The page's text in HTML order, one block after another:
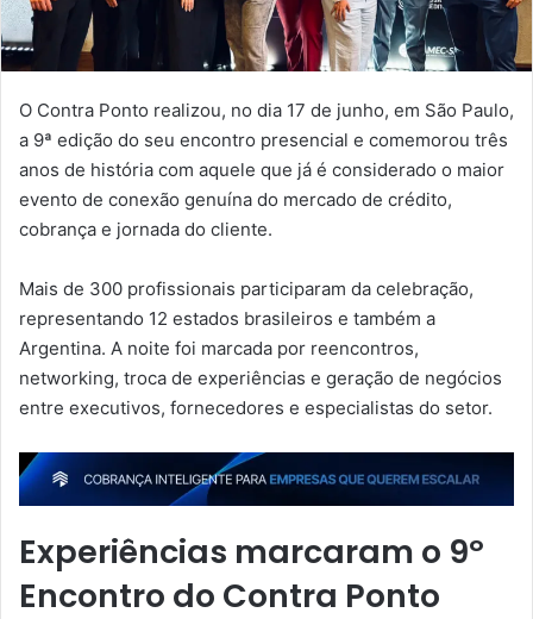
O Contra Ponto realizou, no dia 17 de junho, em São Paulo,
a 9ª edição do seu encontro presencial e comemorou três
anos de história com aquele que já é considerado o maior
evento de conexão genuína do mercado de crédito,
cobrança e jornada do cliente.
Mais de 300 profissionais participaram da celebração,
representando 12 estados brasileiros e também a
Argentina. A noite foi marcada por reencontros,
networking, troca de experiências e geração de negócios
entre executivos, fornecedores e especialistas do setor.
Experiências marcaram o 9º
Encontro do Contra Ponto